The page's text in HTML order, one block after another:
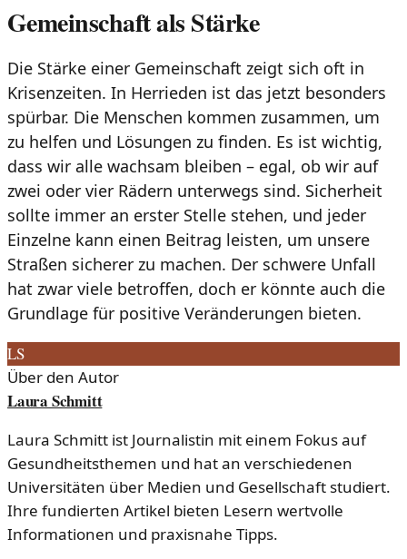
Gemeinschaft als Stärke
Die Stärke einer Gemeinschaft zeigt sich oft in
Krisenzeiten. In Herrieden ist das jetzt besonders
spürbar. Die Menschen kommen zusammen, um
zu helfen und Lösungen zu finden. Es ist wichtig,
dass wir alle wachsam bleiben – egal, ob wir auf
zwei oder vier Rädern unterwegs sind. Sicherheit
sollte immer an erster Stelle stehen, und jeder
Einzelne kann einen Beitrag leisten, um unsere
Straßen sicherer zu machen. Der schwere Unfall
hat zwar viele betroffen, doch er könnte auch die
Grundlage für positive Veränderungen bieten.
LS
Über den Autor
Laura Schmitt
Laura Schmitt ist Journalistin mit einem Fokus auf
Gesundheitsthemen und hat an verschiedenen
Universitäten über Medien und Gesellschaft studiert.
Ihre fundierten Artikel bieten Lesern wertvolle
Informationen und praxisnahe Tipps.